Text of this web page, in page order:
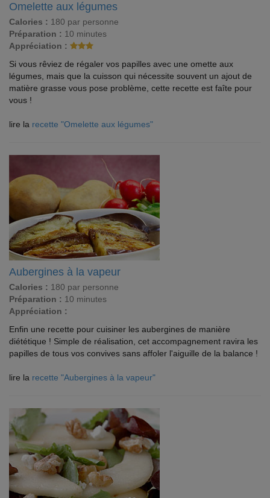
Omelette aux légumes
Calories : 180 par personne
Préparation : 10 minutes
Appréciation :
Si vous rêviez de régaler vos papilles avec une omette aux
légumes, mais que la cuisson qui nécessite souvent un ajout de
matière grasse vous pose problème, cette recette est faîte pour
vous !
lire la recette "Omelette aux légumes"
Aubergines à la vapeur
Calories : 180 par personne
Préparation : 10 minutes
Appréciation :
Enfin une recette pour cuisiner les aubergines de manière
diététique ! Simple de réalisation, cet accompagnement ravira les
papilles de tous vos convives sans affoler l'aiguille de la balance !
lire la recette "Aubergines à la vapeur"